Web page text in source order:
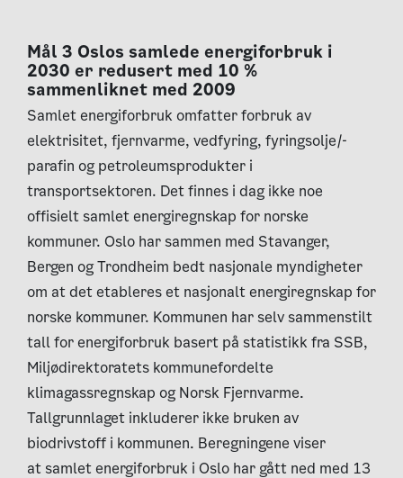
Mål 3 Oslos samlede energiforbruk i
2030 er redusert med 10 %
sammenliknet med 2009
Samlet energiforbruk omfatter forbruk av
elektrisitet, fjernvarme, vedfyring, fyringsolje/-
parafin og petroleumsprodukter i
transportsektoren. Det finnes i dag ikke noe
offisielt samlet energiregnskap for norske
kommuner. Oslo har sammen med Stavanger,
Bergen og Trondheim bedt nasjonale myndigheter
om at det etableres et nasjonalt energiregnskap for
norske kommuner. Kommunen har selv sammenstilt
tall for energiforbruk basert på statistikk fra SSB,
Miljødirektoratets kommunefordelte
klimagassregnskap og Norsk Fjernvarme.
Tallgrunnlaget inkluderer ikke bruken av
biodrivstoff i kommunen. Beregningene viser
at samlet energiforbruk i Oslo har gått ned med 13